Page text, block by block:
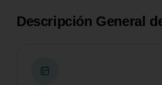
Descripción General